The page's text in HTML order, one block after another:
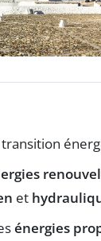
transition
et
énergies